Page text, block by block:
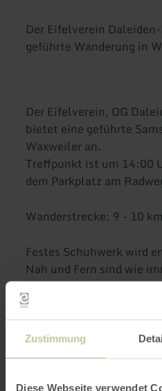
Zustimmung
Diese Webseite verwendet
Der Eifelverein
geführte Wanderung in
Der Eifelverein, OG
bietet eine geführte
Waxweiler an.
Treffpunkt ist um 14:00
dem Parkplatz am
Wanderstrecke: 9 - 10 km
Festes Schuhwerk wird
Nah und Fern sind wie
willkommen.
Wanderführer: Achim
691100290
Weitere Informationen: